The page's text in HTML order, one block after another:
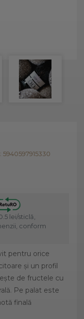
lei/sticlă,
conform
pentru orice
și un profil
de fructele cu
Pe palat este
finală